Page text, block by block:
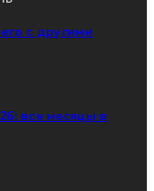
с другими
все месяцы в